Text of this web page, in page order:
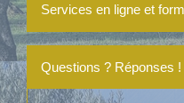
Services en ligne et
Questions ? Réponses !